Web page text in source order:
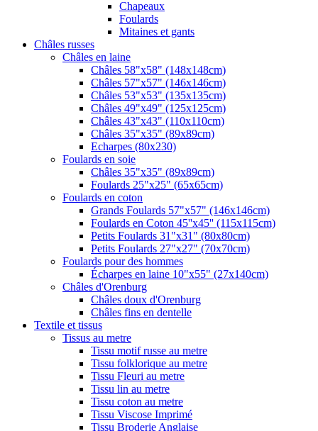
Chapeaux
Foulards
Mitaines et gants
Châles russes
Châles en laine
Châles 58"x58" (148x148cm)
Châles 57"x57" (146x146cm)
Châles 53"x53" (135x135cm)
Châles 49"x49" (125x125cm)
Châles 43"x43" (110x110cm)
Châles 35"x35" (89x89cm)
Echarpes (80х230)
Foulards en soie
Châles 35"x35" (89x89cm)
Foulards 25"x25" (65x65cm)
Foulards en coton
Grands Foulards 57"x57" (146x146cm)
Foulards en Coton 45''x45'' (115x115cm)
Petits Foulards 31"x31" (80x80cm)
Petits Foulards 27"x27" (70x70cm)
Foulards pour des hommes
Écharpes en laine 10"x55" (27x140cm)
Châles d'Orenburg
Châles doux d'Orenburg
Châles fins en dentelle
Textile et tissus
Tissus au metre
Tissu motif russe au metre
Tissu folklorique au metre
Tissu Fleuri au metre
Tissu lin au metre
Tissu coton au metre
Tissu Viscose Imprimé
Tissu Broderie Anglaise